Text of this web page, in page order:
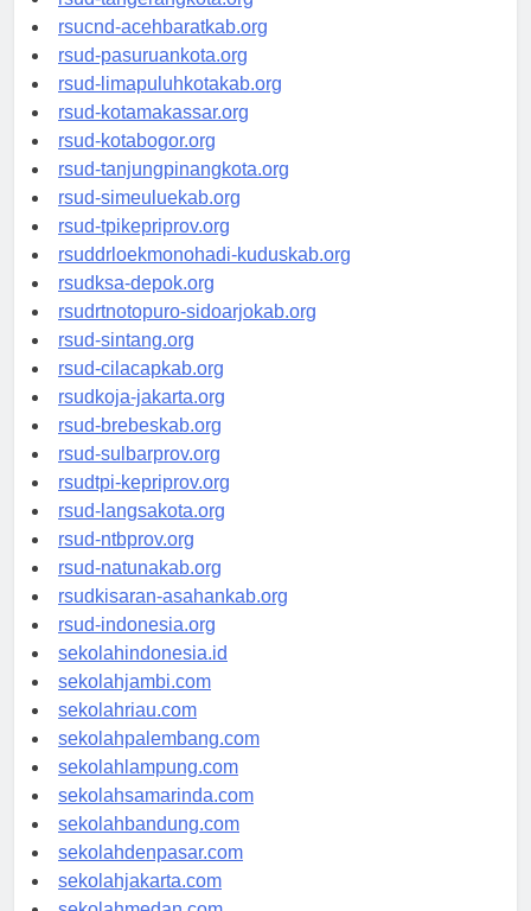
rsud-tangerangkota.org
rsucnd-acehbaratkab.org
rsud-pasuruankota.org
rsud-limapuluhkotakab.org
rsud-kotamakassar.org
rsud-kotabogor.org
rsud-tanjungpinangkota.org
rsud-simeuluekab.org
rsud-tpikepriprov.org
rsuddrloekmonohadi-kuduskab.org
rsudksa-depok.org
rsudrtnotopuro-sidoarjokab.org
rsud-sintang.org
rsud-cilacapkab.org
rsudkoja-jakarta.org
rsud-brebeskab.org
rsud-sulbarprov.org
rsudtpi-kepriprov.org
rsud-langsakota.org
rsud-ntbprov.org
rsud-natunakab.org
rsudkisaran-asahankab.org
rsud-indonesia.org
sekolahindonesia.id
sekolahjambi.com
sekolahriau.com
sekolahpalembang.com
sekolahlampung.com
sekolahsamarinda.com
sekolahbandung.com
sekolahdenpasar.com
sekolahjakarta.com